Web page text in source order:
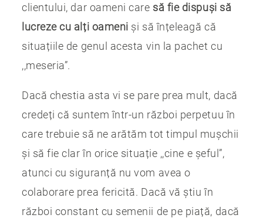
clientului, dar oameni care să fie dispuși să
lucreze cu alți oameni și să înțeleagă că
situațiile de genul acesta vin la pachet cu
,,meseria”.
Dacă chestia asta vi se pare prea mult, dacă
credeți că suntem într-un război perpetuu în
care trebuie să ne arătăm tot timpul mușchii
și să fie clar în orice situație ,,cine e șeful”,
atunci cu siguranță nu vom avea o
colaborare prea fericită. Dacă vă știu în
război constant cu semenii de pe piață, dacă